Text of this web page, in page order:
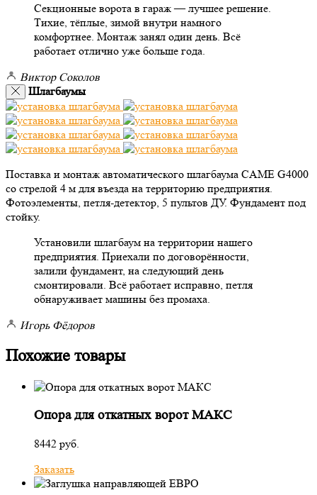
Секционные ворота в гараж — лучшее решение.
Тихие, тёплые, зимой внутри намного
комфортнее. Монтаж занял один день. Всё
работает отлично уже больше года.
Виктор Соколов
Шлагбаумы
Поставка и монтаж автоматического шлагбаума CAME G4000
со стрелой 4 м для въезда на территорию предприятия.
Фотоэлементы, петля-детектор, 5 пультов ДУ. Фундамент под
стойку.
Установили шлагбаум на территории нашего
предприятия. Приехали по договорённости,
залили фундамент, на следующий день
смонтировали. Всё работает исправно, петля
обнаруживает машины без промаха.
Игорь Фёдоров
Похожие товары
Опора для откатных ворот МАКС
8442 руб.
Заказать